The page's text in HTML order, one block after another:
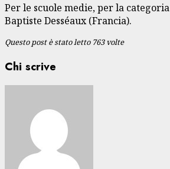
Per le scuole medie, per la categoria
Baptiste Desséaux (Francia).
Questo post è stato letto 763 volte
Chi scrive